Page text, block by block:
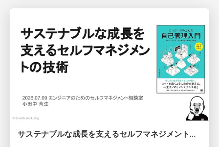
サステナブルな成長を支えるセルフマネジメントの技術/Self Management skill for growth